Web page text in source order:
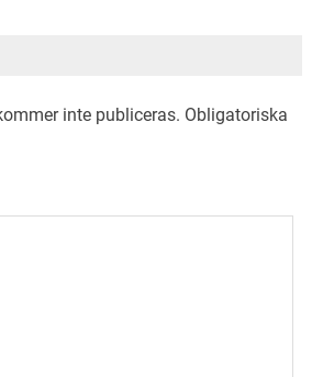
inte publiceras. Obligatoriska